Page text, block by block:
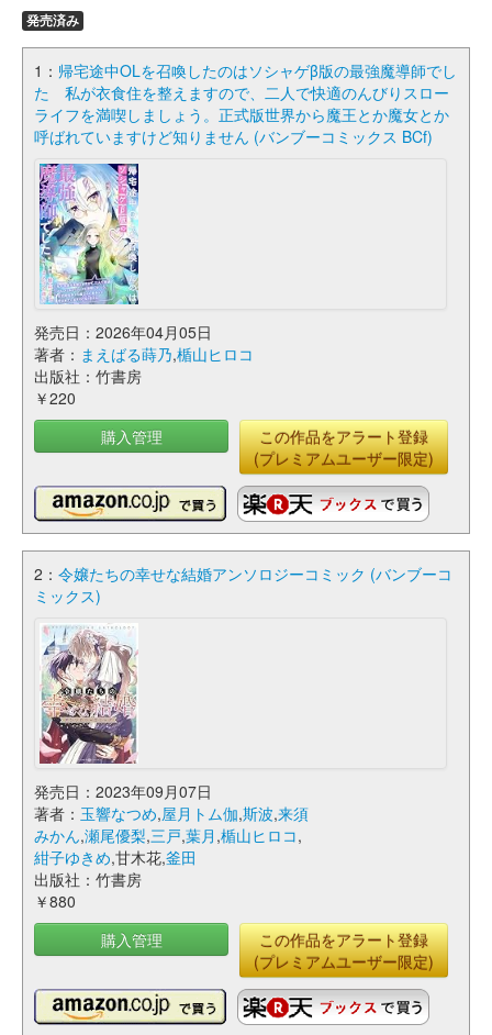
発売済み
1： 帰宅途中OLを召喚したのはソシャゲβ版の最強魔導師でし
た 私が衣食住を整えますので、二人で快適のんびりスロー
ライフを満喫しましょう。正式版世界から魔王とか魔女とか
呼ばれていますけど知りません (バンブーコミックス BCf)
発売日：2026年04月05日
著者： まえばる蒔乃,楯山ヒロコ
出版社：竹書房
￥220
購入管理
この作品をアラート登録
(プレミアムユーザー限定)
2： 令嬢たちの幸せな結婚アンソロジーコミック (バンブーコ
ミックス)
発売日：2023年09月07日
著者： 玉響なつめ,屋月トム伽,斯波,来須
みかん,瀬尾優梨,三戸,葉月 ,楯山ヒロコ,
紺子ゆきめ,甘木花,釜田
出版社：竹書房
￥880
購入管理
この作品をアラート登録
(プレミアムユーザー限定)